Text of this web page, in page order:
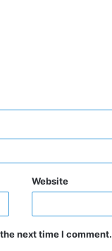
Website
next time I comment.